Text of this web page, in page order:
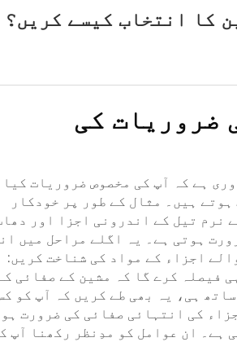
کا انتخاب کیسے کریں؟
ضروریات کی
ہے کہ آپ کی مخصوص ضروریات کیا
ہیں۔ مثال کے طور پر خودکار
نرم تیل کے اندرونی اجزا اور
ہوتی ہے۔ یہ اگلے مراحل میں
اجزاء کے مواد کی شناخت کریں:
فیصلہ کرے گا کہ مشین کے صفائی
ہی، یہ بھی طے کریں کہ آپ کو
کی انتہائی صفائی کی ضرورت
ہے۔ ان عوامل کو مدِنظر رکھنا آپ